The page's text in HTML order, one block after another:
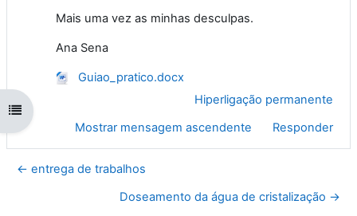
Abrir índice da disciplina
Mais uma vez as minhas desculpas.
Ana Sena
Guiao_pratico.docx
Hiperligação permanente
Mostrar mensagem ascendente
Responder
← entrega de trabalhos
Doseamento da água de cristalização →